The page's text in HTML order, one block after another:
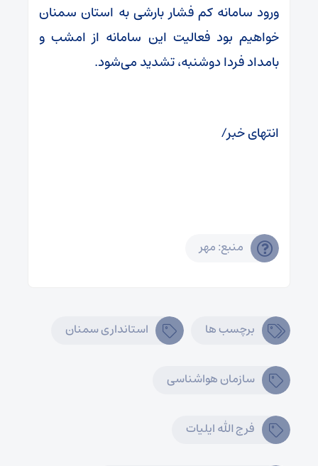
ورود سامانه کم فشار بارشی به استان سمنان
خواهیم بود فعالیت این سامانه از امشب و
بامداد فردا دوشنبه، تشدید می‌شود.
انتهای خبر/
منبع: مهر
برچسب ها استانداری سمنان
سازمان هواشناسی
فرج الله ایلیات